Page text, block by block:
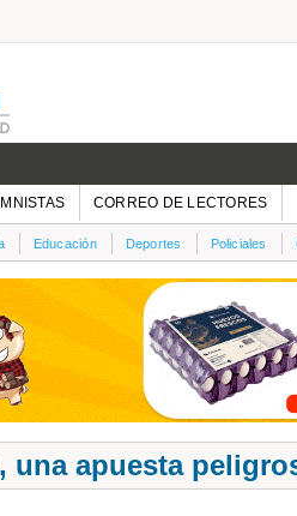
CORREO DE LECTORES
Educación Deportes Policiales
una apuesta